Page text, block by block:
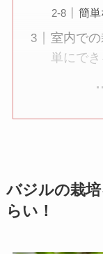
簡単
室内で
単にでき
バジルの栽
らい！